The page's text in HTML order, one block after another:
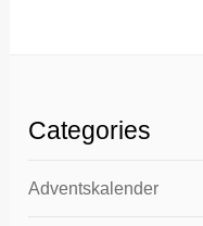
Categories
Adventskalender